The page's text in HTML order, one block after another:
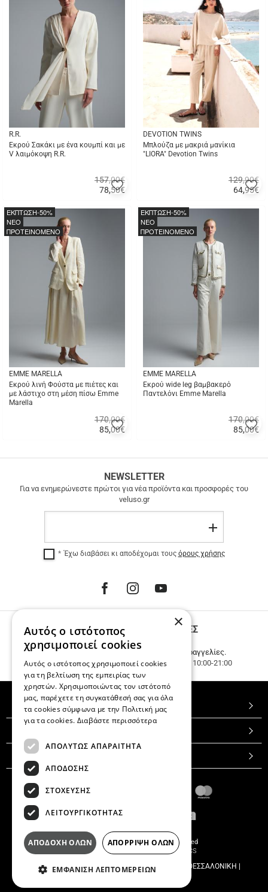
R.R.
Εκρού Σακάκι με ένα κουμπί και με
V λαιμόκοψη R.R.
78,50€
157,00€Προσθήκη
στα
αγαπημένα
μου
αγορά
DEVOTION TWINS
Μπλούζα με μακριά μανίκια
"LIORA" Devotion Twins
64,95€
129,90€
αγορά
EMME MARELLA
Εκρού λινή Φούστα με πιέτες και
με λάστιχο στη μέση πίσω Emme
Marella
85,00€
170,00€
ΕΚΠΤΩΣΗ-50%
NEO
ΠΡΟΤΕΙΝΟΜΕΝΟ
Προσθήκη
στα
μου
EMME MARELLA
Εκρού wide leg βαμβακερό
Παντελόνι Emme Marella
85,00€
170,00€
ΕΚΠΤΩΣΗ-50%
NEO
ΠΡΟΤΕΙΝΟΜΕΝΟ
ΜΕΤΑΦΟΡΙΚΑ
ΜΕΤΑΦΟΡΙΚΑ
100
ΑΤΟΚΕΣ
ΔΟΣΕΙΣ
ανεξαρτήτως
NEWSLETTER
Για να ενημερώνεστε πρώτοι για νέα προϊόντα και προσφορές του
veluso.gr
Έχω διαβάσει κι αποδέχομαι τους όρους χρήσης
ΤΗΛΕΦΩΝΙΚΕΣ ΠΑΡΑΓΓΕΛΙΕΣ
Καλέστε μας231 023 3270
Εξυπηρέτηση πελατών & τηλεφωνικές παραγγελίες.
Δευ. - Τετ.- Σαβ. 10:00-15:00, Τρ.- Πεμπ.- Παρ. 10:00-21:00
TOP ΚΑΤΗΓΟΡΙΕΣ
VELUSO BOUTIQUE
© 2026 Veluso BoutiqueAll rights reserved
Designed & developed by
NETMECHANICS
Veluso BoutiqueΠ. Π. ΓΕΡΜΑΝΟΥ 26 Τ.Κ 546 22 ΘΕΣΣΑΛΟΝΙΚΗ
×
Αυτός ο ιστότοπος
χρησιμοποιεί cookies
Αυτός ο ιστότοπος χρησιμοποιεί cookies
για τη βελτίωση της εμπειρίας των
χρηστών. Χρησιμοποιώντας τον ιστότοπό
μας, παρέχετε τη συγκατάθεσή σας για όλα
τα cookies σύμφωνα με την Πολιτική μας
για τα cookies. Διαβάστε περισσότερα
ΑΠΟΛΥΤΩΣ ΑΠΑΡΑΙΤΗΤΑ
ΑΠΟΔΟΣΗΣ
ΣΤΟΧΕΥΣΗΣ
ΛΕΙΤΟΥΡΓΙΚΟΤΗΤΑΣ
ΑΠΟΔΟΧΗ ΟΛΩΝ ΑΠΟΡΡΙΨΗ ΟΛΩΝ
ΕΜΦΑΝΙΣΗ ΛΕΠΤΟΜΕΡΕΙΩΝ